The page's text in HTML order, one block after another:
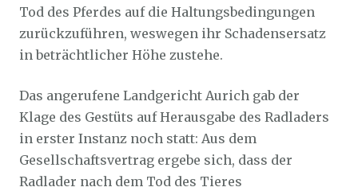
Tod des Pferdes auf die Haltungsbedingungen
zurückzuführen, weswegen ihr Schadensersatz
in beträchtlicher Höhe zustehe.
Das angerufene Landgericht Aurich gab der
Klage des Gestüts auf Herausgabe des Radladers
in erster Instanz noch statt: Aus dem
Gesellschaftsvertrag ergebe sich, dass der
Radlader nach dem Tod des Tieres